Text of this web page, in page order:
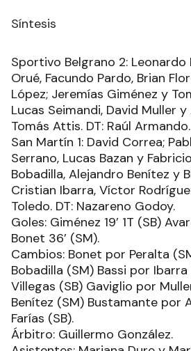
Síntesis
Sportivo Belgrano 2: Leonardo
Orué, Facundo Pardo, Brian
López; Jeremías Giménez y
Lucas Seimandi, David Muller
Tomás Attis. DT: Raúl Armando.
San Martín 1: David Correa;
Serrano, Lucas Bazan y
Bobadilla, Alejandro Benítez y
Cristian Ibarra, Víctor
Toledo. DT: Nazareno Godoy.
Goles: Giménez 19’ 1T (SB)
Bonet 36’ (SM).
Cambios: Bonet por Peralta
Bobadilla (SM) Bassi por
Villegas (SB) Gaviglio por
Benítez (SM) Bustamante por
Farías (SB).
Árbitro: Guillermo González.